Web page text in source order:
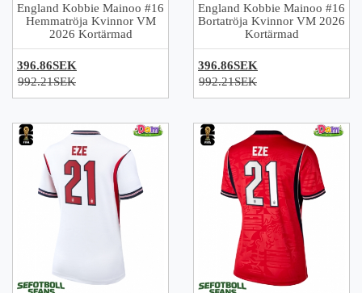
England Kobbie Mainoo #16
Hemmatröja Kvinnor VM
2026 Kortärmad
396.86SEK
992.21SEK
England Kobbie Mainoo #16
Bortatröja Kvinnor VM 2026
Kortärmad
396.86SEK
992.21SEK